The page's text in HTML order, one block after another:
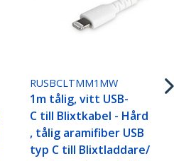
RUSBCLTMM1MW
1m tålig, vitt USB-
C till Blixtkabel - Hård
, tålig aramifiber USB
typ C till Blixtladdare/